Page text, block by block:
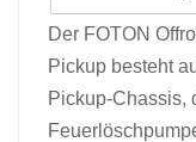
Der FOTON
Pickup besteht
Pickup-Chassis,